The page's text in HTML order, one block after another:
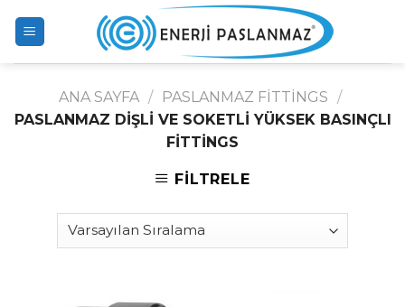
ANA SAYFA / PASLANMAZ FITTINGS /
PASLANMAZ DIŞLI VE SOKETLI YÜKSEK BASINÇLI
FITTINGS
FILTRELE